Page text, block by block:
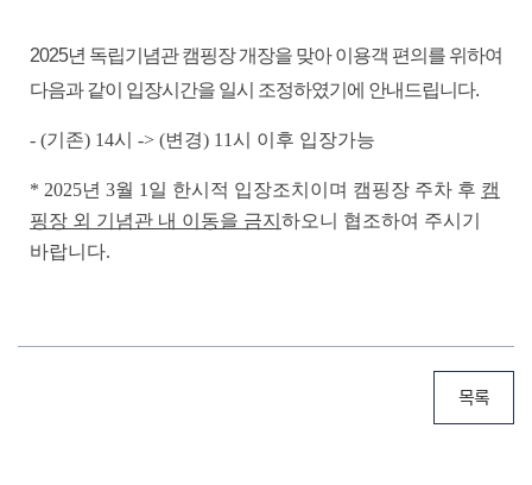
2025년 독립기념관 캠핑장 개장을 맞아 이용객 편의를 위하여
다음과 같이 입장시간을 일시 조정하였기에 안내드립니다.
- (기존) 14시 -> (변경) 11시 이후 입장가능
* 2025년 3월 1일 한시적 입장조치이며 캠핑장 주차 후 캠
핑장 외 기념관 내 이동을 금지 하오니 협조하여 주시기
바랍니다.
목록